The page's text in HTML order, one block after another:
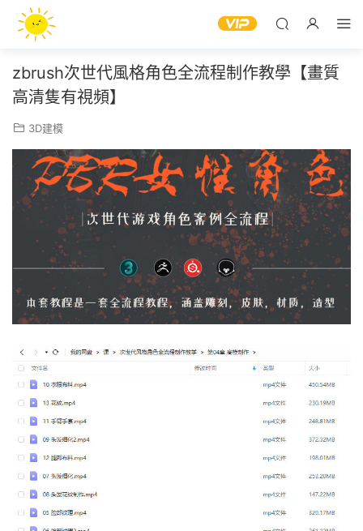
zbrush次世代風格角色全流程制作教學【畫質
高清隻有視頻】
3D建模